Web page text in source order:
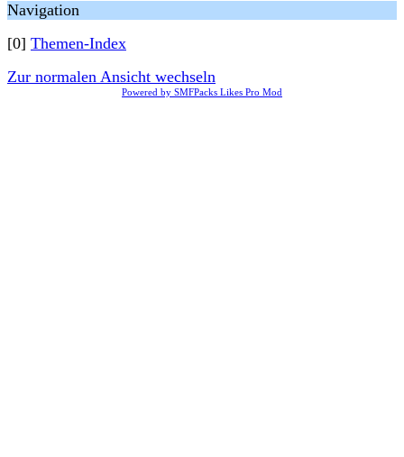
Navigation
[0] Themen-Index
Zur normalen Ansicht wechseln
Powered by SMFPacks Likes Pro Mod